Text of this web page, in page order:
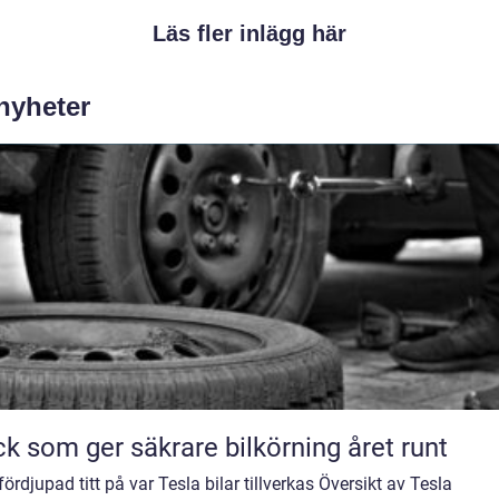
Läs fler inlägg här
som ger säkrare bilkörning året runt
titt på var Tesla bilar tillverkas Översikt av Tesla